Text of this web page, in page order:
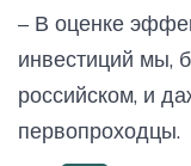
– В оценке
инвестиций мы,
российском, и
первопроходцы.